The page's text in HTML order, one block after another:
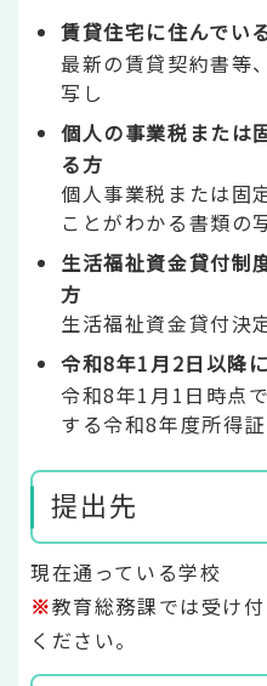
賃貸住宅に住んでい
最新の賃貸契約書等
写し
個人の事業税または
る方
個人事業税または固
ことがわかる書類の
生活福祉資金貸付制
方
生活福祉資金貸付決
令和8年1月2日以降
令和8年1月1日時点
する令和8年度所得
提出先
現在通っている学校
※教育総務課では受け
ください。